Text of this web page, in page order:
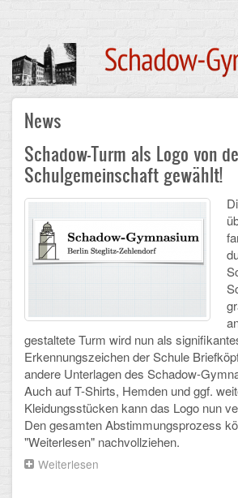
content
Main
navigation
STARTSEITE
UNSERE SCHULE
Was uns wichtig ist
Campus
Historisches
Schulalbum
SCHULLEBEN
Kollegium
News
Schadow-Turm als Logo von
Schulgemeinschaft gewählt!
gestaltete Turm wird nun als
Erkennungszeichen der Schule
andere Unterlagen des Schadow-
Auch auf T-Shirts, Hemden und ggf.
Kleidungsstücken kann das Logo nun
Den gesamten Abstimmungsprozess
"Weiterlesen" nachvollziehen.
Weiterlesen